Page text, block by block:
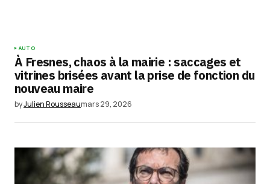
AUTO
À Fresnes, chaos à la mairie : saccages et
vitrines brisées avant la prise de fonction du
nouveau maire
byJulien Rousseaumars 29, 2026